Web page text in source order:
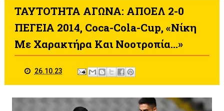
ΤΑΥΤΟΤΗΤΑ ΑΓΩΝΑ: ΑΠΟΕΛ 2-0
ΠΕΓΕΙΑ 2014, Coca-Cola-Cup, «Νίκη
Με Χαρακτήρα Και Νοοτροπία...»
26.10.23